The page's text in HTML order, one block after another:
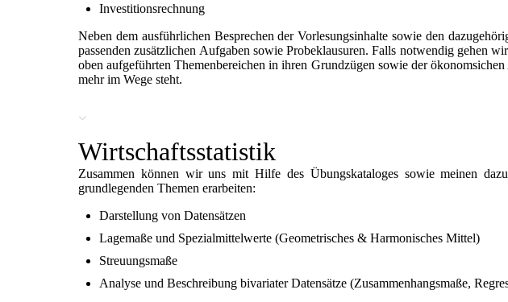
Investitionsrechnung
Neben dem ausführlichen Besprechen der Vorlesungsinhalte sowie den
passenden zusätzlichen Aufgaben sowie Probeklausuren. Falls notwendig gehen
oben aufgeführten Themenbereichen in ihren Grundzügen sowie der
mehr im Wege steht.
Wirtschaftsstatistik
Zusammen können wir uns mit Hilfe des Übungskataloges sowie meinen
grundlegenden Themen erarbeiten:
Darstellung von Datensätzen
Lagemaße und Spezialmittelwerte (Geometrisches & Harmonisches Mittel)
Streuungsmaße
Analyse und Beschreibung bivariater Datensätze (Zusammenhangsmaße,